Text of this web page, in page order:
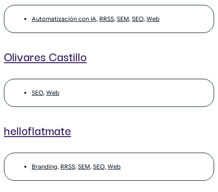
Automatización con IA, RRSS, SEM, SEO, Web
Olivares Castillo
SEO, Web
helloflatmate
Branding, RRSS, SEM, SEO, Web